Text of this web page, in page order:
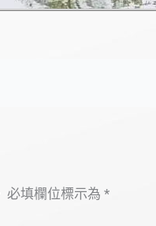
必填欄位標示為 *